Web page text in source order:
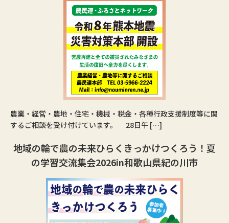
農業・経営・農地・住宅・機械・税金・各種行政支援制度等に関
するご相談を受け付けています。 28日午 […]
地域の輪で農の未来ひらくきっかけつくろう！夏
の学習交流集会2026in和歌山県紀の川市